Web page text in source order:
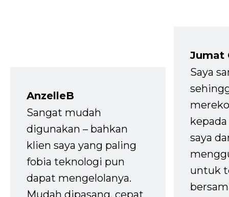
AnzelleB
Sangat mudah
digunakan – bahkan
klien saya yang paling
fobia teknologi pun
dapat mengelolanya.
Jumat
Saya
saya
untuk